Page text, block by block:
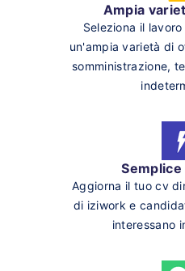
Ampia
Seleziona il
un'ampia varietà di
somministrazione,
Semplice
Aggiorna il tuo cv
di iziwork e
interessano